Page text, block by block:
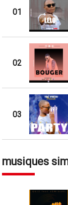
01
02
03
musiques